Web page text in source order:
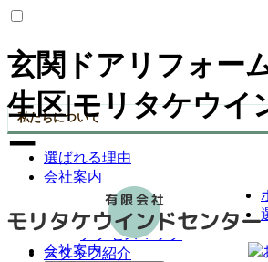
玄関ドアリフォー
生区|モリタケウイ
ー
会社案内
私たちについて
選ばれる理由
会社案内
会長挨拶・代表挨拶
会社概要
アクセスマップ
スタッフ紹介